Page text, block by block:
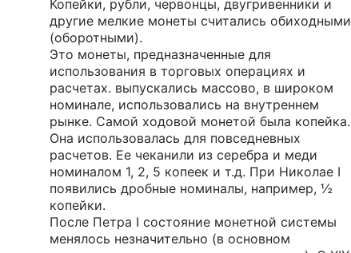
Копейки, рубли, червонцы, двугривенники и
другие мелкие монеты считались обиходными
(оборотными).
Это монеты, предназначенные для
использования в торговых операциях и
расчетах. выпускались массово, в широком
номинале, использовались на внутреннем
рынке. Самой ходовой монетой была копейка.
Она использовалась для повседневных
расчетов. Ее чеканили из серебра и меди
номиналом 1, 2, 5 копеек и т.д. При Николае I
появились дробные номиналы, например, ½
копейки.
После Петра I состояние монетной системы
менялось незначительно (в основном